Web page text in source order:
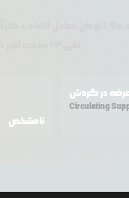
نامشخص
عرضه در گردش
Circulating